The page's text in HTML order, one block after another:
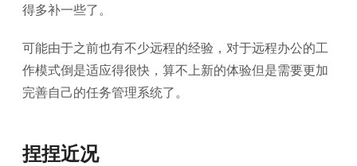
得多补一些了。
可能由于之前也有不少远程的经验，对于远程办公的工
作模式倒是适应得很快，算不上新的体验但是需要更加
完善自己的任务管理系统了。
捏捏近况